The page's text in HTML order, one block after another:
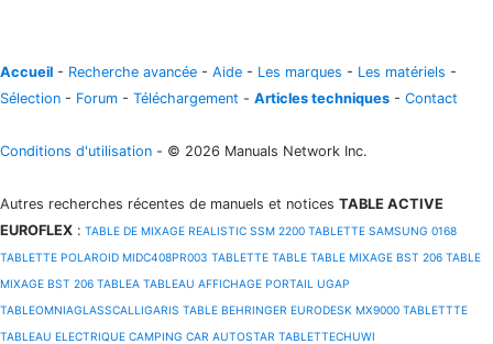
Accueil - Recherche avancée - Aide - Les marques - Les matériels -
Sélection - Forum - Téléchargement - Articles techniques - Contact
Conditions d'utilisation - © 2026 Manuals Network Inc.
Autres recherches récentes de manuels et notices TABLE ACTIVE
EUROFLEX : TABLE DE MIXAGE REALISTIC SSM 2200 TABLETTE SAMSUNG 0168
TABLETTE POLAROID MIDC408PR003 TABLETTE TABLE TABLE MIXAGE BST 206 TABLE
MIXAGE BST 206 TABLEA TABLEAU AFFICHAGE PORTAIL UGAP
TABLEOMNIAGLASSCALLIGARIS TABLE BEHRINGER EURODESK MX9000 TABLETTTE
TABLEAU ELECTRIQUE CAMPING CAR AUTOSTAR TABLETTECHUWI